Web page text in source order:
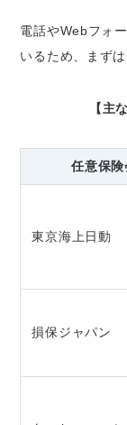
電話やWebフォ
いるため、まず
【主
任意保険
東京海上日動
損保ジャパン